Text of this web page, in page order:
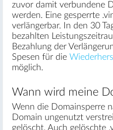
zuvor damit verbundene
werden. Eine gesperrte
verlängerbar. In den 30
bezahlten
Bezahlung der
Spesen für die
möglich.
Wann wird meine
Wenn die Domainsperre
Domain ungenutzt
gelöscht. Auch gelöschte